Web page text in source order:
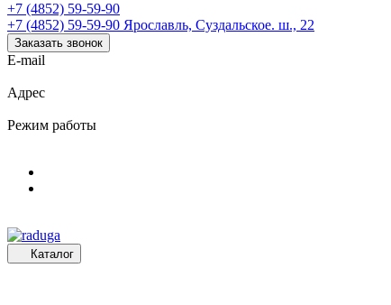
+7 (4852) 59-59-90
+7 (4852) 59-59-90 Ярославль, Суздальское. ш., 22
Заказать звонок
E-mail
Адрес
Режим работы
Каталог